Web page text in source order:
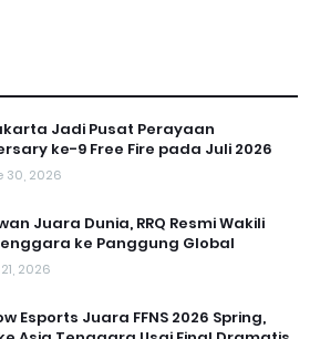
Jadi Pusat Perayaan
ke-9 Free Fire pada Juli 2026
30, 2026
Juara Dunia, RRQ Resmi Wakili
ke Panggung Global
2026
Esports Juara FFNS 2026 Spring,